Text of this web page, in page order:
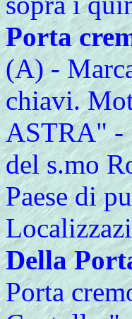
Porta
(A) -
chiavi.
ASTRA" -
del s.mo
Paese di
Della
Porta